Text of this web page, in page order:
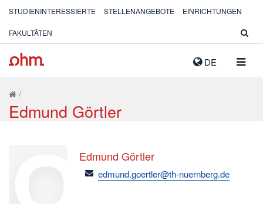
DE
STUDIENINTERESSIERTE STELLENANGEBOTE EINRICHTUNGEN
FAKULTÄTEN
/
Edmund Görtler
Edmund Görtler
email
edmund.goertler@th-nuernberg.de